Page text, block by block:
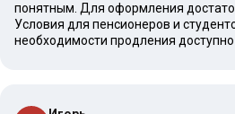
понятным. Для оформления
Условия для пенсионеров и
необходимости продления